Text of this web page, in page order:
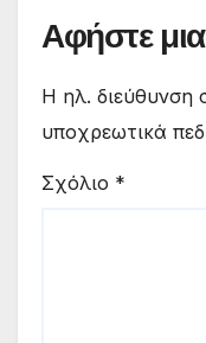
Αφήστε
Η ηλ. διεύθυνση
υποχρεωτικά
Σχόλιο *